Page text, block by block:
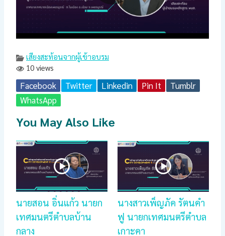
เสียงสะท้อนจากผู้เข้าอบรม
10 views
Facebook Twitter Linkedin Pin It
Tumblr
WhatsApp
You May Also Like
นายสอน อิ่นแก้ว นายก
เทศมนตรีตำบลบ้าน
กลาง
นางสาวเพ็ญภัค รัตนคำ
ฟู นายกเทศมนตรีตำบล
เกาะคา